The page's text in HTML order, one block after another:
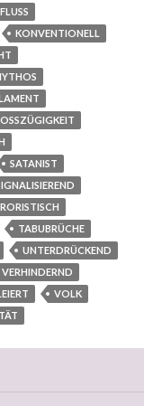
KONVENTIONELL
SATANIST
TABUBRÜCHE
UNTERDRÜCKEND
VERHINDERND
VOLK